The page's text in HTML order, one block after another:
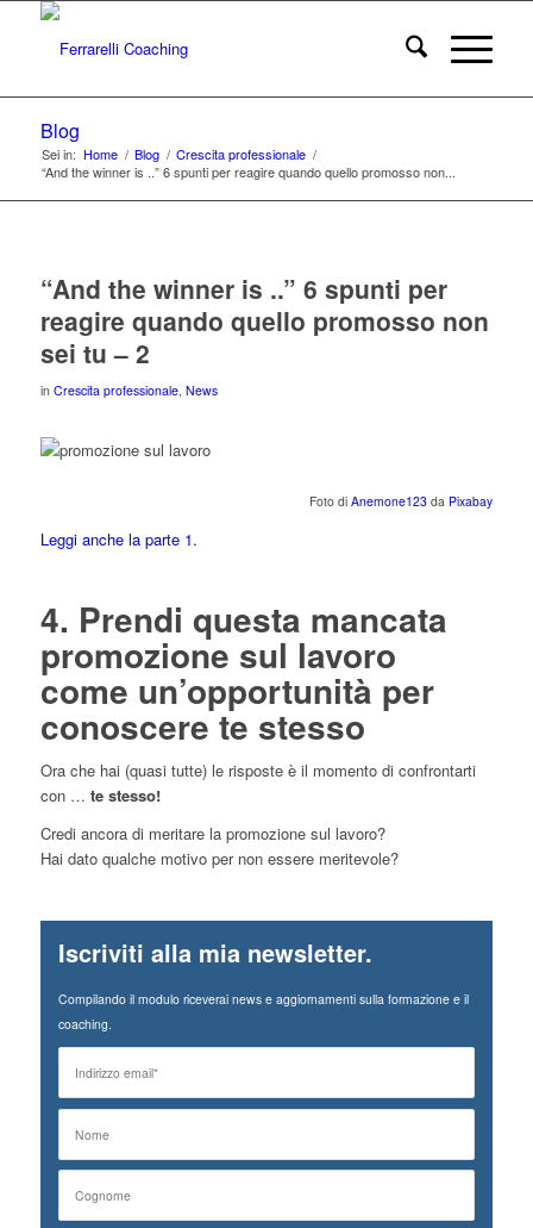
Blog
Sei in: Home / Blog / Crescita professionale /
“And the winner is ..” 6 spunti per reagire quando quello promosso non...
“And the winner is ..” 6 spunti per
reagire quando quello promosso non
sei tu – 2
in Crescita professionale, News
Foto diAnemone123 da Pixabay
Leggi anche la parte 1.
4. Prendi questa mancata
promozione sul lavoro
come un’opportunità per
conoscere te stesso
Ora che hai (quasi tutte) le risposte è il momento di confrontarti
con … te stesso!
Credi ancora di meritare la promozione sul lavoro?
Hai dato qualche motivo per non essere meritevole?
Iscriviti alla mia newsletter.
Compilando il modulo riceverai news e aggiornamenti sulla formazione e il
coaching.